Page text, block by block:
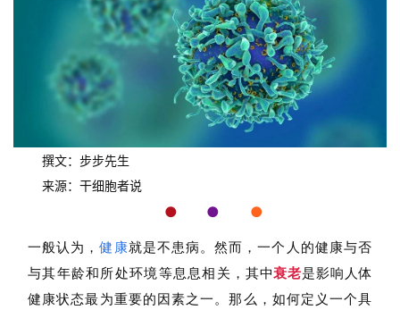
撰文：步步先生
来源：干细胞者说
● ● ●
一般认为，健康就是不患病。然而，一个人的健康与否
与其年龄和所处环境等息息相关 ，其中衰老是影响人体
健康状态最为重要的因素之一。那么，如何定义一个具